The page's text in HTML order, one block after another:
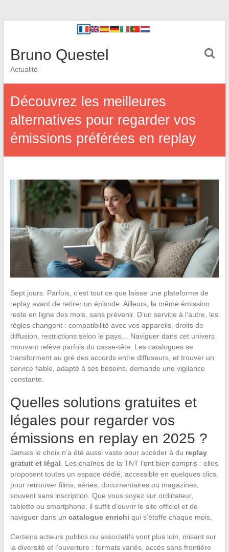
Bruno Questel
Actualité
Découvrez les meilleures
alternatives pour regarder vos
émissions préférées en replay
Sept jours. Parfois, c’est tout ce que laisse une plateforme de
replay avant de retirer un épisode. Ailleurs, la même émission
reste en ligne des mois, sans prévenir. D’un service à l’autre, les
règles changent : compatibilité avec vos appareils, droits de
diffusion, restrictions selon le pays… Naviguer dans cet univers
mouvant relève parfois du casse-tête. Les catalogues se
transforment au gré des accords entre diffuseurs, et trouver un
service fiable, adapté à ses besoins, demande une vigilance
constante.
Quelles solutions gratuites et
légales pour regarder vos
émissions en replay en 2025 ?
Jamais le choix n’a été aussi vaste pour accéder à du replay
gratuit et légal . Les chaînes de la TNT l’ont bien compris : elles
proposent toutes un espace dédié, accessible en quelques clics,
pour retrouver films, séries, documentaires ou magazines,
souvent sans inscription. Que vous soyez sur ordinateur,
tablette ou smartphone, il suffit d’ouvrir le site officiel et de
naviguer dans un catalogue enrichi qui s’étoffe chaque mois.
Certains acteurs publics ou associatifs vont plus loin, misant sur
la diversité et l’ouverture : formats variés, accès sans frontière